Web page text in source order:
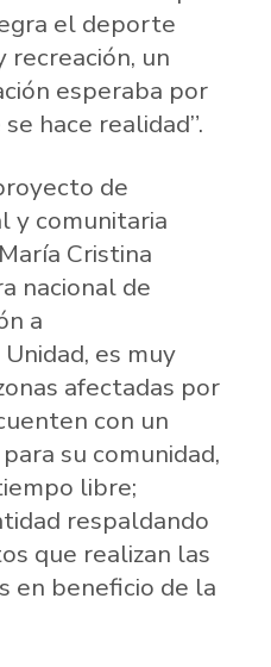
el deporte
recreación, un
esperaba por
hace realidad”.
de
y comunitaria
Cristina
nacional de
a
es muy
afectadas por
con un
su comunidad,
libre;
respaldando
que realizan las
en beneficio de la